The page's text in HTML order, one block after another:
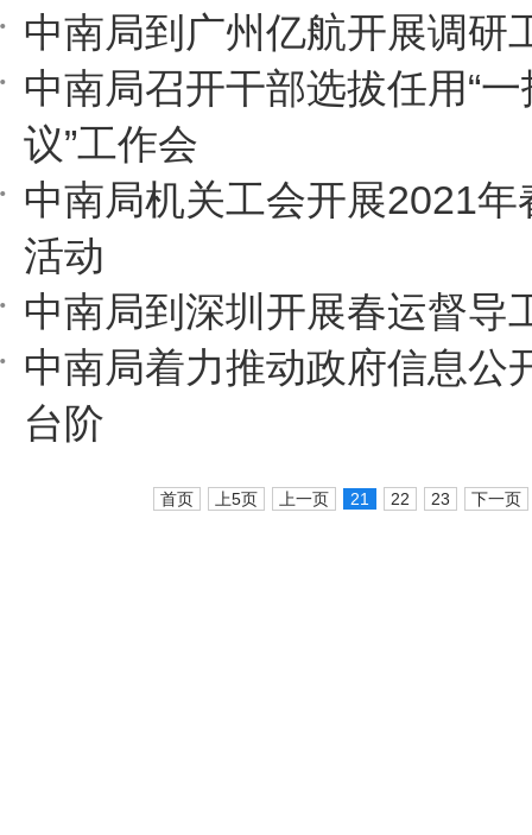
中南局到广州亿航开展调研
中南局召开干部选拔任用“
议”工作会
中南局机关工会开展2021年
活动
中南局到深圳开展春运督导
中南局着力推动政府信息公
台阶
首页 上5页 上一页 21 22 23 下一页